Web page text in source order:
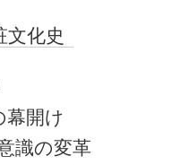
文化史
幕開け
識の変革